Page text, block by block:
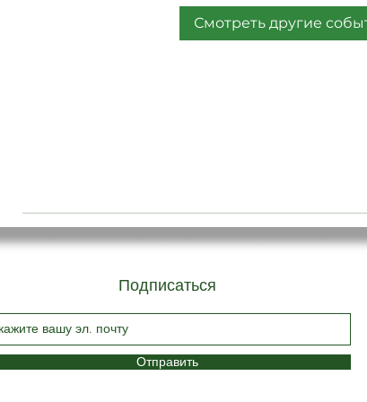
Смотреть другие
Подписаться
Отправить